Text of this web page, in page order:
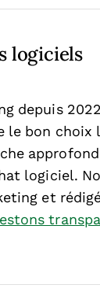
logiciels
depuis
le bon
logiciel.
et